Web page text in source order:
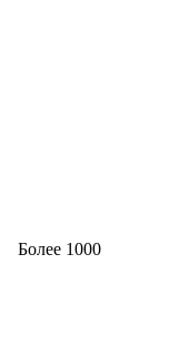
Более 1000